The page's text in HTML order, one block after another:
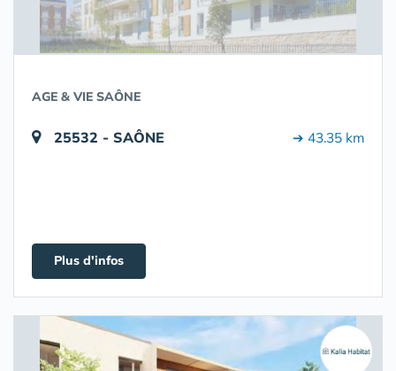
AGE & VIE SAÔNE
25532 - SAÔNE ➔ 43.35 km
Plus d'infos